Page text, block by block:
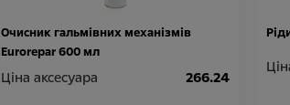
Очисник гальмівних механізмів
Eurorepar 600 мл
Ціна аксесуара 266.24